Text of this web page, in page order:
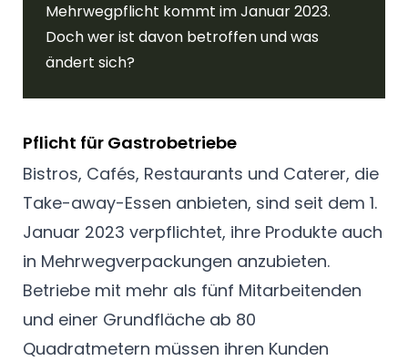
Mehrwegpflicht kommt im Januar 2023.
Doch wer ist davon betroffen und was
ändert sich?
Pflicht für Gastrobetriebe
Bistros, Cafés, Restaurants und Caterer, die
Take-away-Essen anbieten, sind seit dem 1.
Januar 2023 verpflichtet, ihre Produkte auch
in Mehrwegverpackungen anzubieten.
Betriebe mit mehr als fünf Mitarbeitenden
und einer Grundfläche ab 80
Quadratmetern müssen ihren Kunden